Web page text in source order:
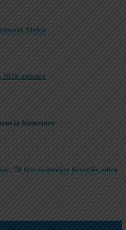
Africa
annulée
la fermeture
: 78 fonctionnaires licenciés entre